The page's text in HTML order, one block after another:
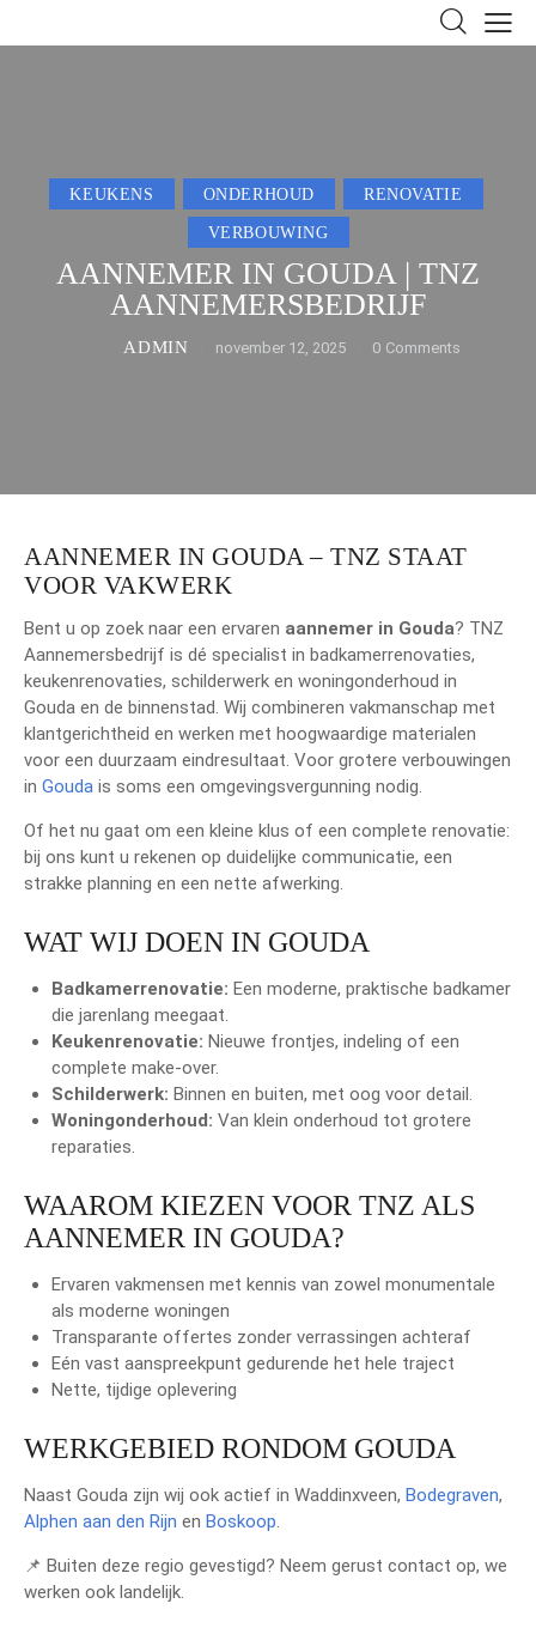
KEUKENS ONDERHOUD RENOVATIE
VERBOUWING
AANNEMER IN GOUDA | TNZ
AANNEMERSBEDRIJF
ADMIN november 12, 2025 0 Comments
AANNEMER IN GOUDA – TNZ STAAT
VOOR VAKWERK
Bent u op zoek naar een ervaren aannemer in Gouda? TNZ
Aannemersbedrijf is dé specialist in badkamerrenovaties,
keukenrenovaties, schilderwerk en woningonderhoud in
Gouda en de binnenstad. Wij combineren vakmanschap met
klantgerichtheid en werken met hoogwaardige materialen
voor een duurzaam eindresultaat. Voor grotere verbouwingen
in Gouda is soms een omgevingsvergunning nodig.
Of het nu gaat om een kleine klus of een complete renovatie:
bij ons kunt u rekenen op duidelijke communicatie, een
strakke planning en een nette afwerking.
WAT WIJ DOEN IN GOUDA
Badkamerrenovatie: Een moderne, praktische badkamer
die jarenlang meegaat.
Keukenrenovatie: Nieuwe frontjes, indeling of een
complete make-over.
Schilderwerk: Binnen en buiten, met oog voor detail.
Woningonderhoud: Van klein onderhoud tot grotere
reparaties.
WAAROM KIEZEN VOOR TNZ ALS
AANNEMER IN GOUDA?
Ervaren vakmensen met kennis van zowel monumentale
als moderne woningen
Transparante offertes zonder verrassingen achteraf
Eén vast aanspreekpunt gedurende het hele traject
Nette, tijdige oplevering
WERKGEBIED RONDOM GOUDA
Naast Gouda zijn wij ook actief in Waddinxveen, Bodegraven,
Alphen aan den Rijn en Boskoop.
📌 Buiten deze regio gevestigd? Neem gerust contact op, we
werken ook landelijk.